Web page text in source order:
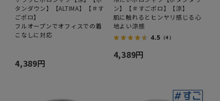
タンダウン】【ALTIMA】【＃す
ごポロ】
フルオープンでオフィスでの着
こなしに対応
4,389円
ン】【＃すごポロ】【涼】
肌に触れるとヒンヤリ感じる心
地よい涼感
4.5 （4）
4,389円